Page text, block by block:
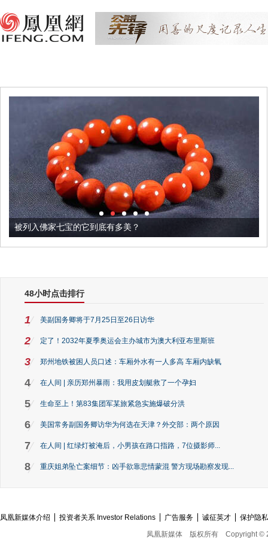
被列入佛家七宝的它到底有多美？
48小时点击排行
1 美副国务卿将于7月25日至26日访华
2 定了！2032年夏季奥运会主办城市为澳大利亚布里斯班
3 郑州地铁被困人员口述：车厢外水有一人多高 车厢内缺氧
4 在人间 | 亲历郑州暴雨：我用皮划艇救了一个孕妇
5 生命至上！第83集团军某旅紧急实施爆破分洪
6 美国常务副国务卿访华为何选在天津？外交部：两个原因
7 在人间 | 红绿灯被淹后，小男孩在路口指路，7位摄影师...
8 重庆姐弟坠亡案细节：凶手欲靠悲情蒙混 警方现场勘察发现...
凤凰新媒体介绍 投资者关系 Investor Relations 广告服务 诚征英才
保护隐
凤凰新媒体
版权所有 Copyright ©